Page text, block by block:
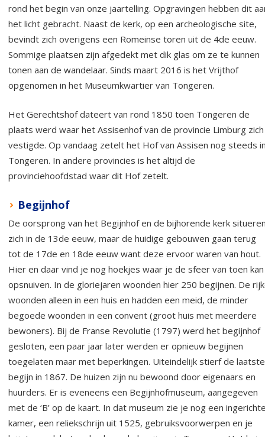
rond het begin van onze jaartelling. Opgravingen hebben dit
het licht gebracht. Naast de kerk, op een archeologische site,
bevindt zich overigens een Romeinse toren uit de 4de eeuw.
Sommige plaatsen zijn afgedekt met dik glas om ze te kunnen
tonen aan de wandelaar. Sinds maart 2016 is het Vrijthof
opgenomen in het Museumkwartier van Tongeren.
Het Gerechtshof dateert van rond 1850 toen Tongeren de
plaats werd waar het Assisenhof van de provincie Limburg zich
vestigde. Op vandaag zetelt het Hof van Assisen nog steeds
Tongeren. In andere provincies is het altijd de
provinciehoofdstad waar dit Hof zetelt.
Begijnhof
De oorsprong van het Begijnhof en de bijhorende kerk
zich in de 13de eeuw, maar de huidige gebouwen gaan terug
tot de 17de en 18de eeuw want deze ervoor waren van hout.
Hier en daar vind je nog hoekjes waar je de sfeer van toen kan
opsnuiven. In de gloriejaren woonden hier 250 begijnen. De
woonden alleen in een huis en hadden een meid, de minder
begoede woonden in een convent (groot huis met meerdere
bewoners). Bij de Franse Revolutie (1797) werd het begijnhof
gesloten, een paar jaar later werden er opnieuw begijnen
toegelaten maar met beperkingen. Uiteindelijk stierf de laatste
begijn in 1867. De huizen zijn nu bewoond door eigenaars en
huurders. Er is eveneens een Begijnhofmuseum, aangegeven
met de ‘B’ op de kaart. In dat museum zie je nog een
kamer, een reliekschrijn uit 1525, gebruiksvoorwerpen en je